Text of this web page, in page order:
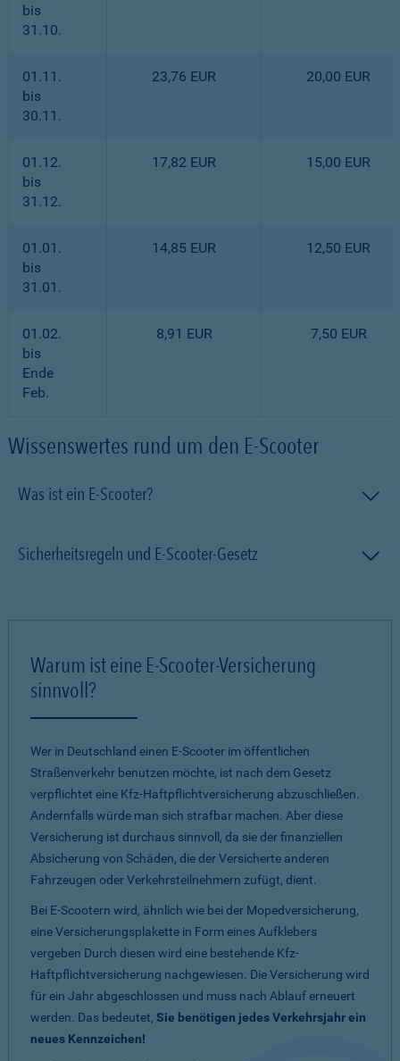
bis
31.10.
01.11.
bis
30.11.
23,76 EUR 20,00 EUR
01.12.
bis
31.12.
17,82 EUR 15,00 EUR
01.01.
bis
31.01.
14,85 EUR 12,50 EUR
01.02.
bis
Ende
Feb.
8,91 EUR 7,50 EUR
Wissenswertes rund um den E-Scooter
Was ist ein E-Scooter?
Sicherheitsregeln und E-Scooter-Gesetz
Warum ist eine E-Scooter-Versicherung
sinnvoll?
Wer in Deutschland einen E-Scooter im öffentlichen
Straßenverkehr benutzen möchte, ist nach dem Gesetz
verpflichtet eine Kfz-Haftpflichtversicherung abzuschließen.
Andernfalls würde man sich strafbar machen. Aber diese
Versicherung ist durchaus sinnvoll, da sie der finanziellen
Absicherung von Schäden, die der Versicherte anderen
Fahrzeugen oder Verkehrsteilnehmern zufügt, dient.
Bei E-Scootern wird, ähnlich wie bei der Mopedversicherung,
eine Versicherungsplakette in Form eines Aufklebers
vergeben Durch diesen wird eine bestehende Kfz-
Haftpflichtversicherung nachgewiesen. Die Versicherung wird
für ein Jahr abgeschlossen und muss nach Ablauf erneuert
werden. Das bedeutet, Sie benötigen jedes Verkehrsjahr ein
neues Kennzeichen!